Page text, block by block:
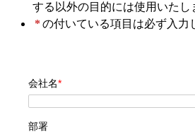
する以外の目的には使用いたし
* の付いている項目は必ず入力
会社名*
部署